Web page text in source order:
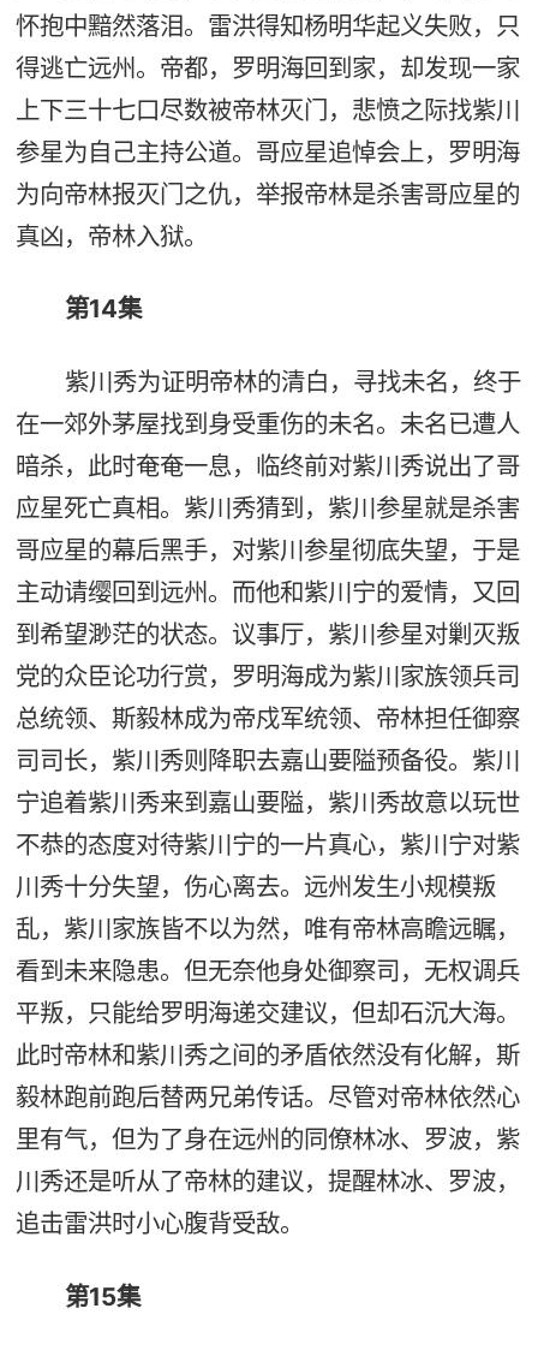
怀抱中黯然落泪。雷洪得知杨明华起义失败，只
得逃亡远州。帝都，罗明海回到家，却发现一家
上下三十七口尽数被帝林灭门，悲愤之际找紫川
参星为自己主持公道。哥应星追悼会上，罗明海
为向帝林报灭门之仇，举报帝林是杀害哥应星的
真凶，帝林入狱。
第14集
紫川秀为证明帝林的清白，寻找未名，终于
在一郊外茅屋找到身受重伤的未名。未名已遭人
暗杀，此时奄奄一息，临终前对紫川秀说出了哥
应星死亡真相。紫川秀猜到，紫川参星就是杀害
哥应星的幕后黑手，对紫川参星彻底失望，于是
主动请缨回到远州。而他和紫川宁的爱情，又回
到希望渺茫的状态。议事厅，紫川参星对剿灭叛
党的众臣论功行赏，罗明海成为紫川家族领兵司
总统领、斯毅林成为帝戍军统领、帝林担任御察
司司长，紫川秀则降职去嘉山要隘预备役。紫川
宁追着紫川秀来到嘉山要隘，紫川秀故意以玩世
不恭的态度对待紫川宁的一片真心，紫川宁对紫
川秀十分失望，伤心离去。远州发生小规模叛
乱，紫川家族皆不以为然，唯有帝林高瞻远瞩，
看到未来隐患。但无奈他身处御察司，无权调兵
平叛，只能给罗明海递交建议，但却石沉大海。
此时帝林和紫川秀之间的矛盾依然没有化解，斯
毅林跑前跑后替两兄弟传话。尽管对帝林依然心
里有气，但为了身在远州的同僚林冰、罗波，紫
川秀还是听从了帝林的建议，提醒林冰、罗波，
追击雷洪时小心腹背受敌。
第15集